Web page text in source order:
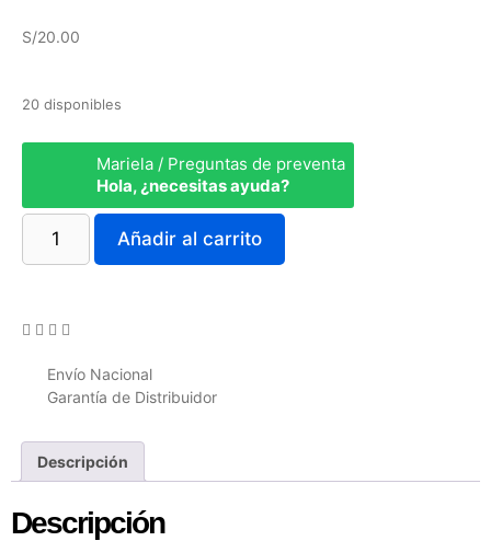
S/20.00
20 disponibles
Mariela / Preguntas de preventa
Hola, ¿necesitas ayuda?
Añadir al carrito
Envío Nacional
Garantía de Distribuidor
Descripción
Descripción